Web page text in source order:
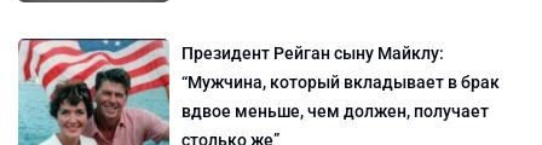
Президент Рейган сыну Майклу:
“Мужчина, который вкладывает в брак
вдвое меньше, чем должен, получает
столько же”